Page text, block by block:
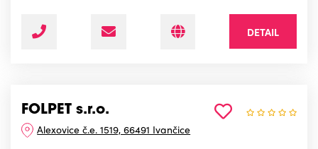
DETAIL
FOLPET s.r.o.
Alexovice č.e. 1519, 66491 Ivančice